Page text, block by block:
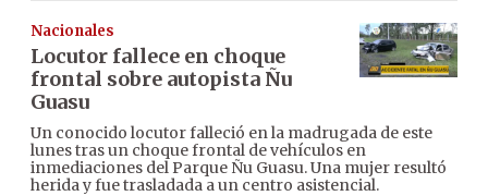
Nacionales
Locutor fallece en choque
frontal sobre autopista Ñu
Guasu
Un conocido locutor falleció en la madrugada de este
lunes tras un choque frontal de vehículos en
inmediaciones del Parque Ñu Guasu. Una mujer resultó
herida y fue trasladada a un centro asistencial.